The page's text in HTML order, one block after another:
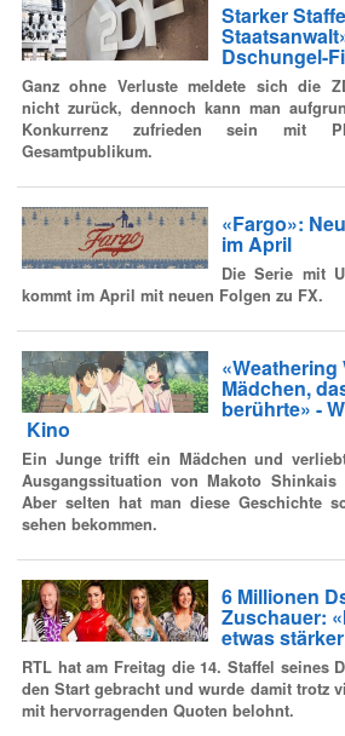
Starker
Dschungel-
Ganz ohne Verluste meldete sich die
nicht zurück, dennoch kann man
Konkurrenz zufrieden sein mit
Gesamtpublikum.
«Fargo»:
im April
Die Serie mit
kommt im April mit neuen Folgen zu FX.
«Weathering
Mädchen,
berührte» -
Kino
Ein Junge trifft ein Mädchen und
Ausgangssituation von Makoto
Aber selten hat man diese Geschichte
sehen bekommen.
6 Millionen
Zuschauer:
etwas
RTL hat am Freitag die 14. Staffel seines
den Start gebracht und wurde damit trotz
mit hervorragenden Quoten belohnt.